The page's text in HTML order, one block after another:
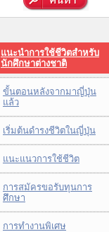
แนะนำการใช้ชีวิตสำหรับ
นักศึกษาต่างชาติ
ขั้นตอนหลังจากมาญี่ปุ่น
แล้ว
เริ่มต้นดำรงชีวิตในญี่ปุ่น
แนะแนวการใช้ชีวิต
การสมัครขอรับทุนการ
ศึกษา
การทำงานพิเศษ